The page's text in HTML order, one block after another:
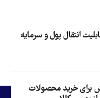
انتقال پول و سرمایه
برای خرید محصولات